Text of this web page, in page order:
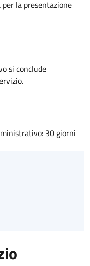
la presentazione
si conclude
30 giorni